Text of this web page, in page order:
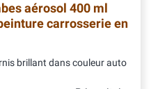
aérosol 400 ml
carrosserie en
brillant dans couleur auto